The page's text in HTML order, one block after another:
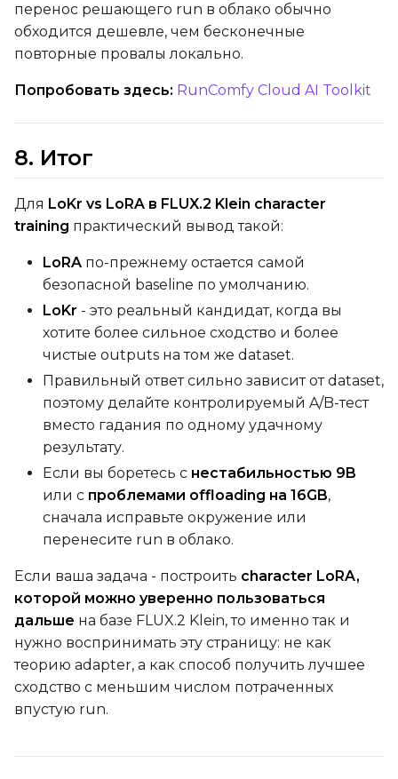
перенос решающего run в облако обычно
обходится дешевле, чем бесконечные
повторные провалы локально.
Попробовать здесь: RunComfy Cloud AI Toolkit
8. Итог
Для LoKr vs LoRA в FLUX.2 Klein character
training практический вывод такой:
LoRA по-прежнему остается самой
безопасной baseline по умолчанию.
LoKr - это реальный кандидат, когда вы
хотите более сильное сходство и более
чистые outputs на том же dataset.
Правильный ответ сильно зависит от dataset,
поэтому делайте контролируемый A/B-тест
вместо гадания по одному удачному
результату.
Если вы боретесь с нестабильностью 9B
или с проблемами offloading на 16GB,
сначала исправьте окружение или
перенесите run в облако.
Если ваша задача - построить character LoRA,
которой можно уверенно пользоваться
дальше на базе FLUX.2 Klein, то именно так и
нужно воспринимать эту страницу: не как
теорию adapter, а как способ получить лучшее
сходство с меньшим числом потраченных
впустую run.